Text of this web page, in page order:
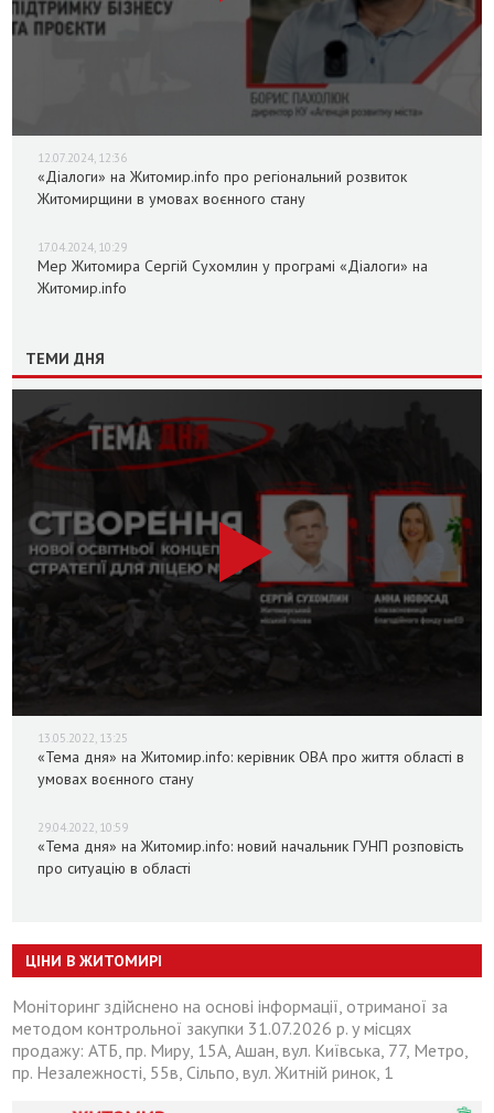
12.07.2024, 12:36
«Діалоги» на Житомир.info про регіональний розвиток
Житомирщини в умовах воєнного стану
17.04.2024, 10:29
Мер Житомира Сергій Сухомлин у програмі «Діалоги» на
Житомир.info
ТЕМИ ДНЯ
13.05.2022, 13:25
«Тема дня» на Житомир.info: керівник ОВА про життя області в
умовах воєнного стану
29.04.2022, 10:59
«Тема дня» на Житомир.info: новий начальник ГУНП розповість
про ситуацію в області
ЦІНИ В ЖИТОМИРІ
Моніторинг здійснено на основі інформації, отриманої за
методом контрольної закупки 31.07.2026 р. у місцях
продажу: АТБ, пр. Миру, 15А, Ашан, вул. Київська, 77, Метро,
пр. Незалежності, 55в, Сільпо, вул. Житній ринок, 1